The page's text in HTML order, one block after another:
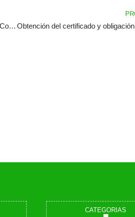
Seguridad para hoteles en tiempos de Covid
CATEGORIAS